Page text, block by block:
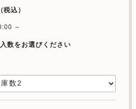
（税込）
～
数をお選びください